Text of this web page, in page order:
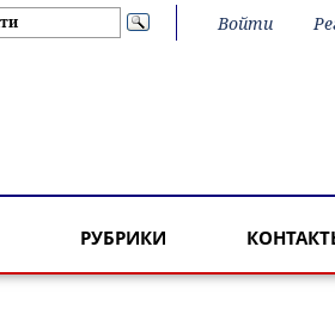
Войти
РУБРИКИ